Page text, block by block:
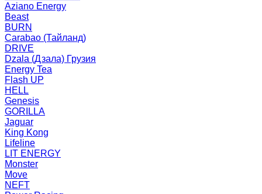
Aziano Energy
Beast
BURN
Carabao (Тайланд)
DRIVE
Dzala (Дзала) Грузия
Energy Tea
Flash UP
HELL
Genesis
GORILLA
Jaguar
King Kong
Lifeline
LIT ENERGY
Monster
Move
NEFT